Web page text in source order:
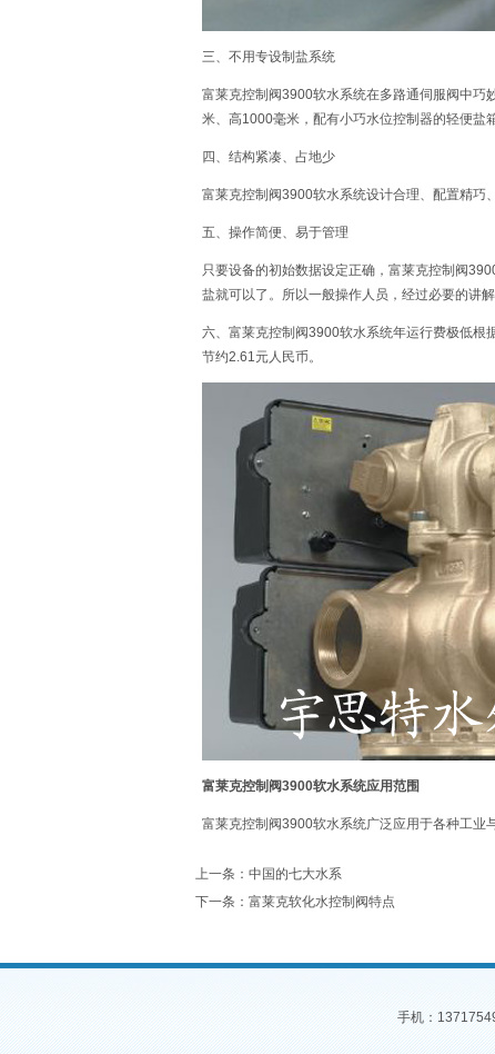
三、不用专设制盐系统
富莱克控制阀3900软水系统在多路通伺服阀中巧
米、高1000毫米，配有小巧水位控制器的轻便盐
四、结构紧凑、占地少
富莱克控制阀3900软水系统设计合理、配置精巧
五、操作简便、易于管理
只要设备的初始数据设定正确，富莱克控制阀
盐就可以了。所以一般操作人员，经过必要的讲
六、富莱克控制阀3900软水系统年运行费极低根
节约2.61元人民币。
富莱克控制阀3900软水系统应用范围
富莱克控制阀3900软水系统广泛应用于各种工业
上一条： 中国的七大水系
下一条： 富莱克软化水控制阀特点
手机：